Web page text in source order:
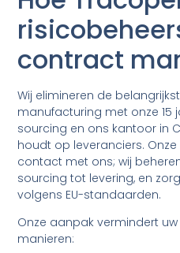
contract
Wij elimineren de
manufacturing met onze 15
sourcing en ons kantoor in
houdt op leveranciers.
contact met ons; wij
sourcing tot levering, en
volgens EU-standaarden.
Onze aanpak vermindert
manieren: